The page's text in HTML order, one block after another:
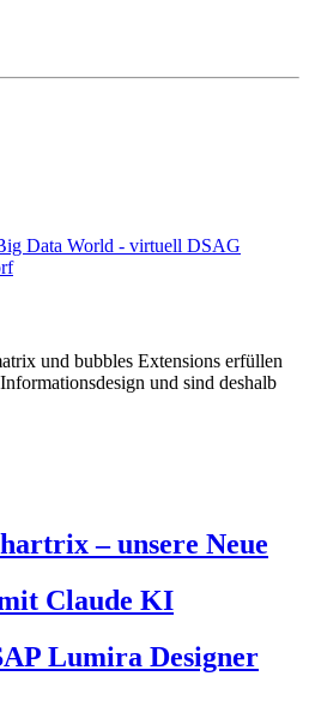
Data World - virtuell DSAG
und bubbles Extensions erfüllen
und sind deshalb
– unsere Neue
Claude KI
Lumira Designer